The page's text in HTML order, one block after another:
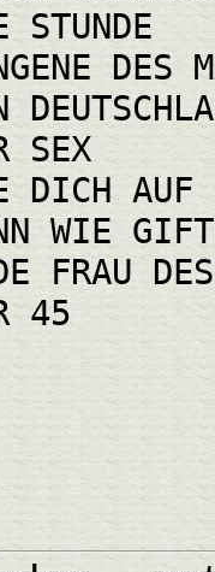
DES
SEX
AUF
WIE
FRAU DES
45